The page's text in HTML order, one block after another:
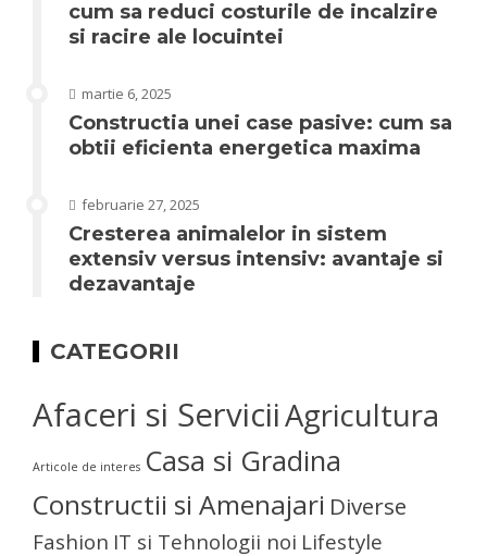
cum sa reduci costurile de incalzire
si racire ale locuintei
martie 6, 2025
Constructia unei case pasive: cum sa
obtii eficienta energetica maxima
februarie 27, 2025
Cresterea animalelor in sistem
extensiv versus intensiv: avantaje si
dezavantaje
CATEGORII
Afaceri si ServiciiAgricultura
Articole de interes Casa si Gradina
Constructii si Amenajari Diverse
Fashion IT si Tehnologii noi Lifestyle